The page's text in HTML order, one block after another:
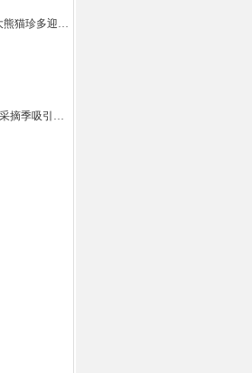
“云南昆明：大熊猫珍多迎来10岁生日
丘北：万寿菊采摘季吸引游客打卡